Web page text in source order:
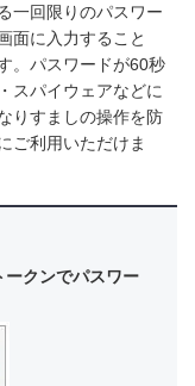
一回限りのパスワー
面に入力すること
。パスワードが60秒
スパイウェアなどに
りすましの操作を防
ご利用いただけま
ークンでパスワー